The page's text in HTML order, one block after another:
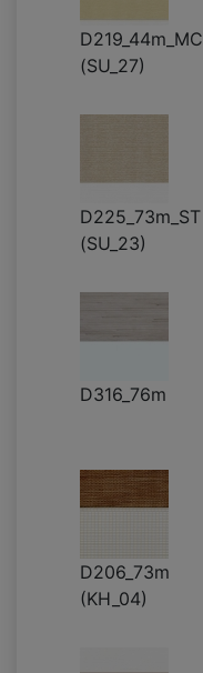
D219_44m_MC
(SU_27)
D225_73m_ST
(SU_23)
D316_76m
D206_73m
(KH_04)